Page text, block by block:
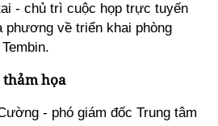
- chủ trì cuộc họp trực tuyến
phương về triển khai phòng
thảm họa
- phó giám đốc Trung tâm